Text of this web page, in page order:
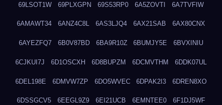
69LSOT1W 69PLXGPN 69S53RP0 6A5ZOVTI 6A7TVFIW
6AMAWT34 6ANZ4C8L 6AS3LJQ4 6AX21SAB 6AX80CNX
6AYEZFQ7 6B0V87BD 6BA9R10Z 6BUMJY5E 6BVXINIU
6CJKUI7J 6D1OSCXH 6D8BUPZM 6DCMVTHM 6DDK07UL
6DEL198E 6DMVW7ZP 6DO5WVEC 6DPAK2I3 6DREN8XO
6DSSGCV5 6EEGL9Z9 6EI21UCB 6EMNTEE0 6F1DJ5WF